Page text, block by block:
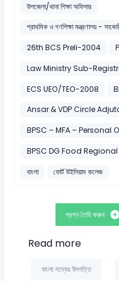
উপজেলা/থানা শিক্ষা অফিসার
প্রাথমিক ও গণশিক্ষা মন্ত্রণালয় -
26th BCS Preli-2004
Law Ministry Sub-
ECS UEO/TEO-2008
Ansar & VDP Circle
BPSC – MFA – Personal
BPSC DG Food
বাংলা
ফোর্ট উইলিয়াম কলেজ
প্রশ্ন তৈরি করুন
Read more
বাংলা গদ্যের উৎপত্তি